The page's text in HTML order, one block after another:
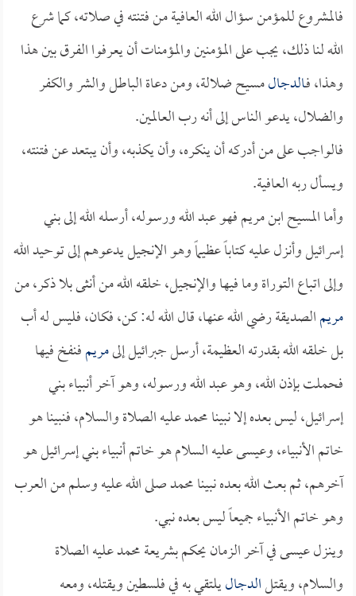
فالمشروع للمؤمن سؤال الله العافية من فتنته في صلاته، كما شرع
الله لنا ذلك، يجب على المؤمنين والمؤمنات أن يعرفوا الفرق بين هذا
وهذا، فـالدجالمسيح ضلالة، ومن دعاة الباطل والشر والكفر
والضلال، يدعو الناس إلى أنه رب العالمين.
فالواجب على من أدركه أن ينكره، وأن يكذبه، وأن يبتعد عن فتنته،
ويسأل ربه العافية.
وأما المسيح ابن مريم فهو عبد الله ورسوله، أرسله الله إلى بني
إسرائيل وأنزل عليه كتاباً عظيماً وهو الإنجيل يدعوهم إلى توحيد الله
وإلى اتباع التوراة وما فيها والإنجيل، خلقه الله من أنثى بلا ذكر، من
مريمالصديقة رضي الله عنها، قال الله له: كن، فكان، فليس له أب
بل خلقه الله بقدرته العظيمة، أرسل جبرائيل إلىمريمفنفخ فيها
فحملت بإذن الله، وهو عبد الله ورسوله، وهو آخر أنبياء بني
إسرائيل، ليس بعده إلا نبينا محمد عليه الصلاة والسلام، فنبينا هو
خاتم الأنبياء، وعيسى عليه السلام هو خاتم أنبياء بني إسرائيل هو
آخرهم، ثم بعث الله بعده نبينا محمد صلى الله عليه وسلم من العرب
وهو خاتم الأنبياء جميعاً ليس بعده نبي.
وينزل عيسى في آخر الزمان يحكم بشريعة محمد عليه الصلاة
والسلام، ويقتلالدجاليلتقي به في فلسطين ويقتله، ومعه